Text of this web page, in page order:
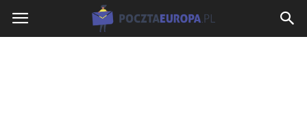
PocztaEuropa.pl